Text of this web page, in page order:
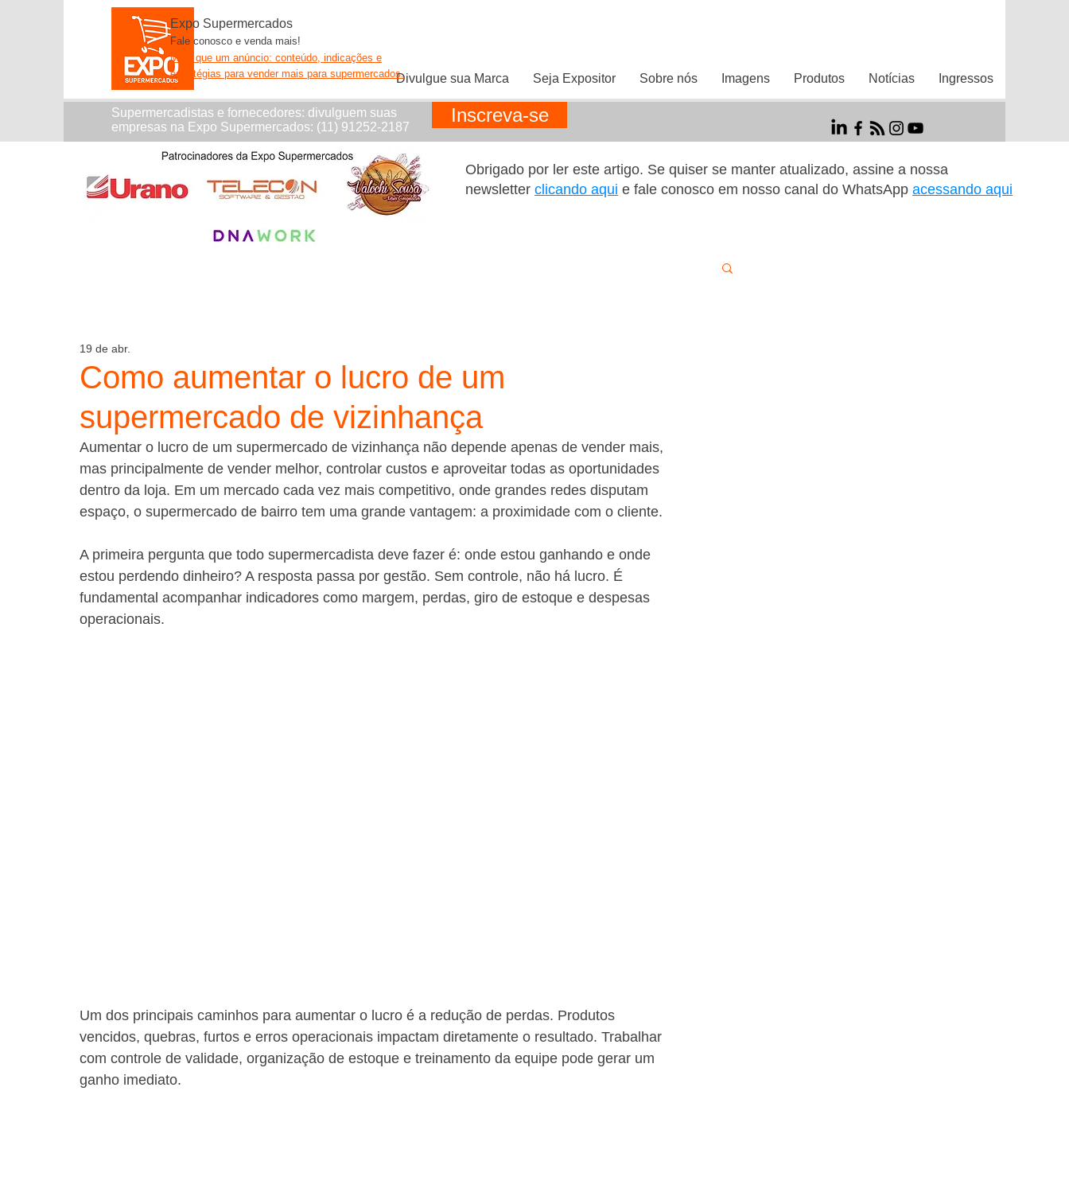
Divulgue sua Marca Seja Expositor Sobre nós Imagens Produtos Notícias Ingressos
Expo Supermercados
Fale conosco e venda mais!
Mais que um anúncio: conteúdo, indicações e
estratégias para vender mais para supermercados.
Supermercadistas e fornecedores: divulguem suas
empresas na Expo Supermercados: (11) 91252-2187
Inscreva-se
Obrigado por ler este artigo. Se quiser se manter atualizado, assine a nossa
newsletter clicando aqui e fale conosco em nosso canal do WhatsApp acessando aqui
Como aumentar o lucro de um
supermercado de vizinhança
19 de abr.
Aumentar o lucro de um supermercado de vizinhança não depende apenas de vender mais,
mas principalmente de vender melhor, controlar custos e aproveitar todas as oportunidades
dentro da loja. Em um mercado cada vez mais competitivo, onde grandes redes disputam
espaço, o supermercado de bairro tem uma grande vantagem: a proximidade com o cliente.
A primeira pergunta que todo supermercadista deve fazer é: onde estou ganhando e onde
estou perdendo dinheiro? A resposta passa por gestão. Sem controle, não há lucro. É
fundamental acompanhar indicadores como margem, perdas, giro de estoque e despesas
operacionais.
Um dos principais caminhos para aumentar o lucro é a redução de perdas. Produtos
vencidos, quebras, furtos e erros operacionais impactam diretamente o resultado. Trabalhar
com controle de validade, organização de estoque e treinamento da equipe pode gerar um
ganho imediato.